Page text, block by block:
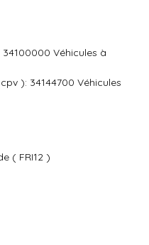
Véhicules à
): 34144700 Véhicules
( FRI12 )